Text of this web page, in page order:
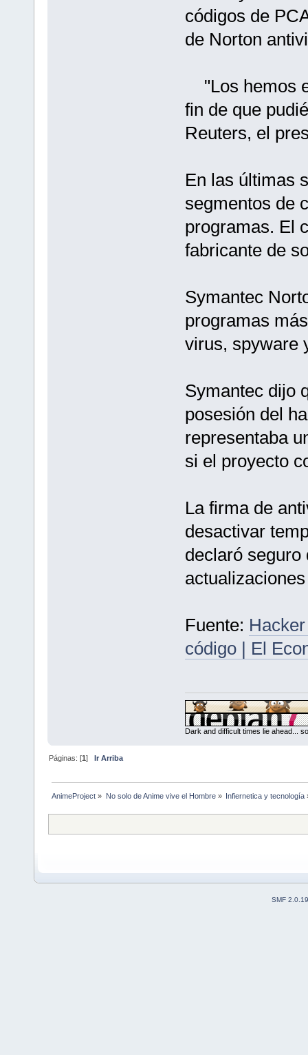
códigos de
de Norton
"Los hemos
fin de que
Reuters, el
En las últimas
segmentos de
programas. El
fabricante de
Symantec
programas
virus, spyware
Symantec dijo
posesión del
representaba
si el proyecto
La firma de
desactivar
declaró seguro
Fuente:
código | El
Dark and difficult times lie ahead...
Páginas: [1] Ir Arriba
AnimeProject » No solo de Anime vive el Hombre» Infiernetica y tecnología
SMF 2.0.19